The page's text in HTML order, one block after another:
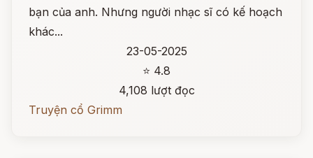
bạn của anh. Nhưng người nhạc sĩ có kế hoạch
khác...
23-05-2025
⭐ 4.8
4,108 lượt đọc
Truyện cổ Grimm